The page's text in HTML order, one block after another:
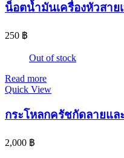
น็อตน้ำมันเครื่องหัวสาย
250 ฿
Out of stock
Read more
Quick View
กระโหลกครัชกัดลายแ
2,000 ฿